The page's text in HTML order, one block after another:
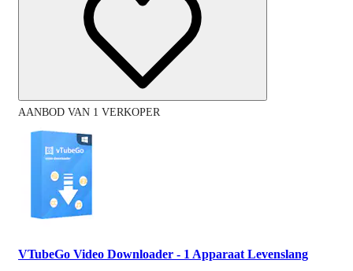
AANBOD VAN 1 VERKOPER
VTubeGo Video Downloader - 1 Apparaat Levenslang